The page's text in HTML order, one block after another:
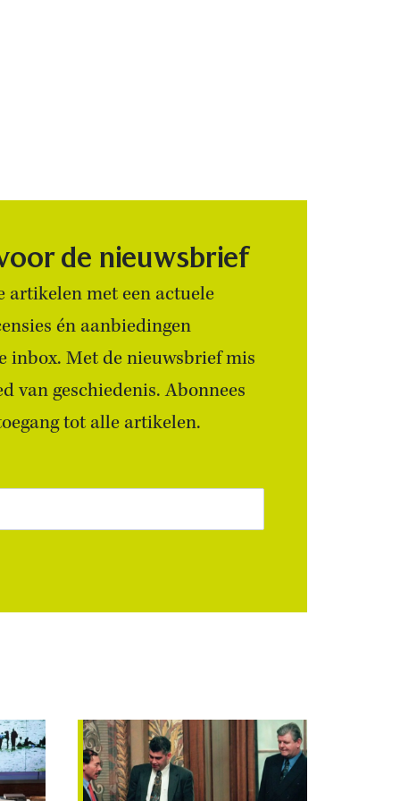
de nieuwsbrief
artikelen met een actuele
én aanbiedingen
inbox. Met de nieuwsbrief mis
van geschiedenis. Abonnees
tot alle artikelen.